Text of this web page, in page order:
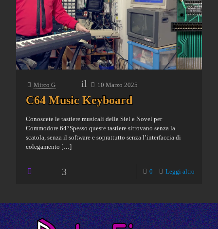
Mirco G il 10 Marzo 2025
C64 Music Keyboard
Conoscete le tastiere musicali della Siel e Novel per
Commodore 64?Spesso queste tastiere sitrovano senza la
scatola, senza il software e soprattutto senza l’interfaccia di
colegamento […]
3 0 Leggi altro